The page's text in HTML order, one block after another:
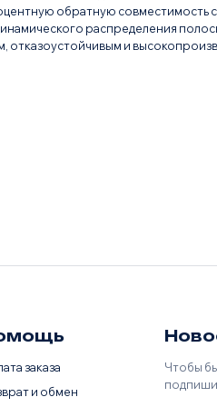
обратную совместимость
распределения
отказоустойчивым и
заказа
и обмен
Чтобы